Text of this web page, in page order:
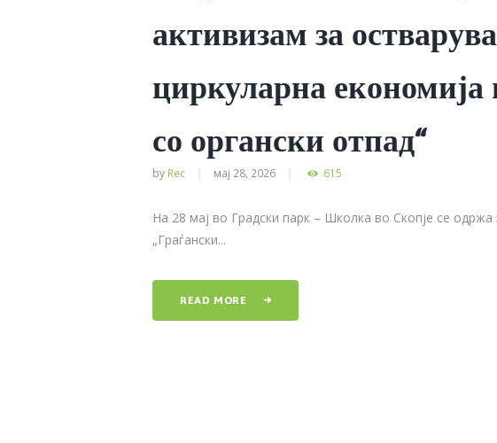
активизам за
циркуларна економија
со органски отпад“
by Rec мај 28, 2026 615
На 28 мај во Градски парк – Школка во Скопје се
„Граѓански...
READ MORE